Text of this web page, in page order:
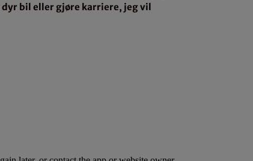
dyr bil eller gjøre karriere, jeg vil